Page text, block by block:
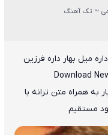
~ تک آهنگ
میل بهار داره فرزین
Download
به همراه متن ترانه با
مستقیم